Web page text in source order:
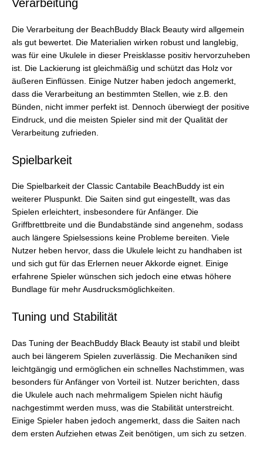
Verarbeitung
Die Verarbeitung der BeachBuddy Black Beauty wird allgemein
als gut bewertet. Die Materialien wirken robust und langlebig,
was für eine Ukulele in dieser Preisklasse positiv hervorzuheben
ist. Die Lackierung ist gleichmäßig und schützt das Holz vor
äußeren Einflüssen. Einige Nutzer haben jedoch angemerkt,
dass die Verarbeitung an bestimmten Stellen, wie z.B. den
Bünden, nicht immer perfekt ist. Dennoch überwiegt der positive
Eindruck, und die meisten Spieler sind mit der Qualität der
Verarbeitung zufrieden.
Spielbarkeit
Die Spielbarkeit der Classic Cantabile BeachBuddy ist ein
weiterer Pluspunkt. Die Saiten sind gut eingestellt, was das
Spielen erleichtert, insbesondere für Anfänger. Die
Griffbrettbreite und die Bundabstände sind angenehm, sodass
auch längere Spielsessions keine Probleme bereiten. Viele
Nutzer heben hervor, dass die Ukulele leicht zu handhaben ist
und sich gut für das Erlernen neuer Akkorde eignet. Einige
erfahrene Spieler wünschen sich jedoch eine etwas höhere
Bundlage für mehr Ausdrucksmöglichkeiten.
Tuning und Stabilität
Das Tuning der BeachBuddy Black Beauty ist stabil und bleibt
auch bei längerem Spielen zuverlässig. Die Mechaniken sind
leichtgängig und ermöglichen ein schnelles Nachstimmen, was
besonders für Anfänger von Vorteil ist. Nutzer berichten, dass
die Ukulele auch nach mehrmaligem Spielen nicht häufig
nachgestimmt werden muss, was die Stabilität unterstreicht.
Einige Spieler haben jedoch angemerkt, dass die Saiten nach
dem ersten Aufziehen etwas Zeit benötigen, um sich zu setzen.